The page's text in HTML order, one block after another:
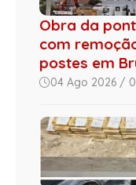
Obra da
com
postes em
04 Ago 2026 /